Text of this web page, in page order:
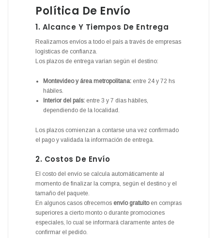
Política De Envío
1. Alcance Y Tiempos De Entrega
Realizamos envíos a todo el país a través de empresas
logísticas de confianza.
Los plazos de entrega varían según el destino:
Montevideo y área metropolitana: entre 24 y 72 hs
hábiles.
Interior del país: entre 3 y 7 días hábiles,
dependiendo de la localidad.
Los plazos comienzan a contarse una vez confirmado
el pago y validada la información de entrega.
2. Costos De Envío
El costo del envío se calcula automáticamente al
momento de finalizar la compra, según el destino y el
tamaño del paquete.
En algunos casos ofrecemos envío gratuitoen compras
superiores a cierto monto o durante promociones
especiales, lo cual se informará claramente antes de
confirmar el pedido.